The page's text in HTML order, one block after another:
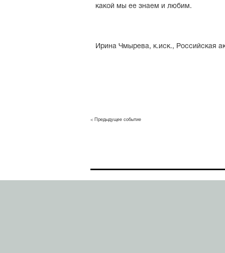
какой мы ее знаем и любим.
Ирина Чмырева, к.иск., Российская
< Предыдущее событие